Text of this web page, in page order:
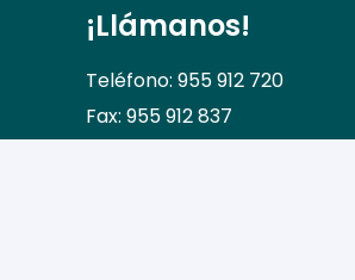
¡Llámanos!
Teléfono: 955 912 720
Fax: 955 912 837